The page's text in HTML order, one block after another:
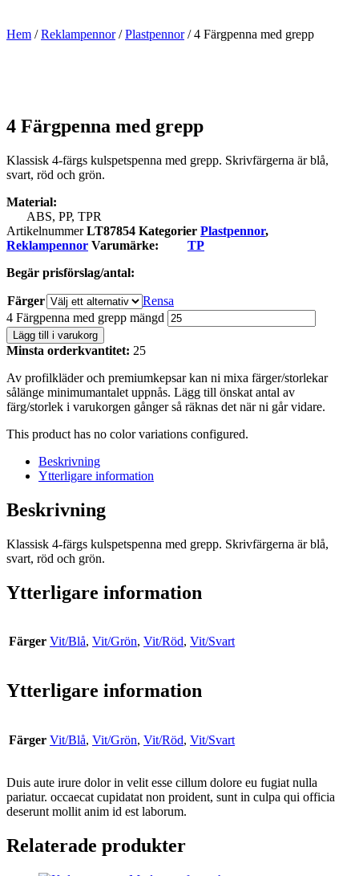
Hem /Reklampennor/Plastpennor/ 4 Färgpenna med grepp
4 Färgpenna med grepp
Klassisk 4-färgs kulspetspenna med grepp. Skrivfärgerna är blå,
svart, röd och grön.
Material:
ABS, PP, TPR
ArtikelnummerLT87854 Kategorier Plastpennor,
Reklampennor Varumärke:
TP
Begär prisförslag/antal:
Färger
Rensa
4 Färgpenna med grepp mängd
Lägg till i varukorg
Minsta orderkvantitet: 25
Av profilkläder och premiumkepsar kan ni mixa färger/storlekar
sålänge minimumantalet uppnås. Lägg till önskat antal av
färg/storlek i varukorgen gånger så räknas det när ni går vidare.
This product has no color variations configured.
Beskrivning
Ytterligare information
Beskrivning
Klassisk 4-färgs kulspetspenna med grepp. Skrivfärgerna är blå,
svart, röd och grön.
Ytterligare information
Färger Vit/Blå, Vit/Grön, Vit/Röd, Vit/Svart
Ytterligare information
Färger Vit/Blå, Vit/Grön, Vit/Röd, Vit/Svart
Duis aute irure dolor in velit esse cillum dolore eu fugiat nulla
pariatur. occaecat cupidatat non proident, sunt in culpa qui officia
deserunt mollit anim id est laborum.
Relaterade produkter